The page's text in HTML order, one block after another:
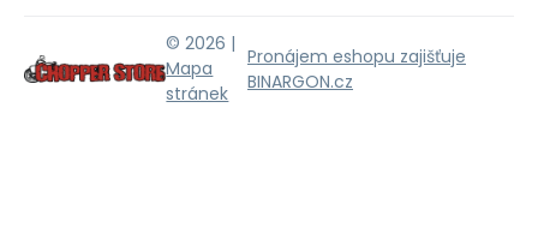
© 2026 |
Mapa
stránek
Pronájem eshopu zajišťuje
BINARGON.cz